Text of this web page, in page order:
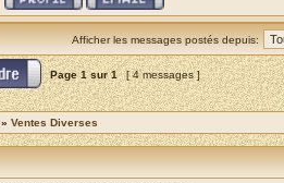
Afficher les messages postés depuis:
Page1sur1 [ 4 messages ]
» Ventes Diverses